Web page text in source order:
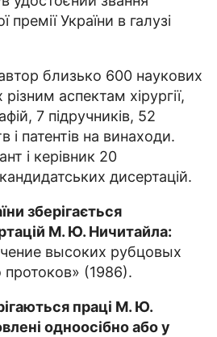
України в галузі
близько 600 наукових
аспектам хірургії,
7 підручників, 52
і патентів на винаходи.
і керівник 20
дисертацій.
зберігається
М. Ю. Ничитайла:
высоких рубцовых
(1986).
праці М. Ю.
одноосібно або у